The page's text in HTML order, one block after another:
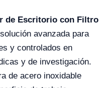
de Escritorio con Filtro
avanzada para
y controlados en
y de investigación.
de acero inoxidable